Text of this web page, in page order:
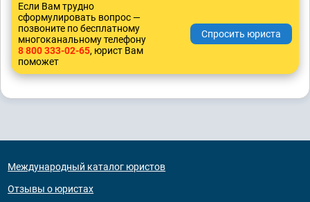
Если Вам трудно
сформулировать вопрос —
позвоните по бесплатному
многоканальному телефону
8 800 333-02-65, юрист Вам
поможет
Международный каталог юристов
Отзывы о юристах